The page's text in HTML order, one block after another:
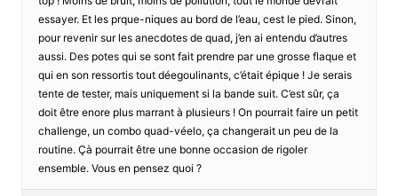
essayer. Et les prque-niques au bord de l’eau, cest le pied. Sinon,
pour revenir sur les anecdotes de quad, j’en ai entendu d’autres
aussi. Des potes qui se sont fait prendre par une grosse flaque et
qui en son ressortis tout déegoulinants, c’était épique ! Je serais
tente de tester, mais uniquement si la bande suit. C’est sûr, ça
doit être enore plus marrant à plusieurs ! On pourrait faire un petit
challenge, un combo quad-véelo, ça changerait un peu de la
routine. Çà pourrait être une bonne occasion de rigoler
ensemble. Vous en pensez quoi ?